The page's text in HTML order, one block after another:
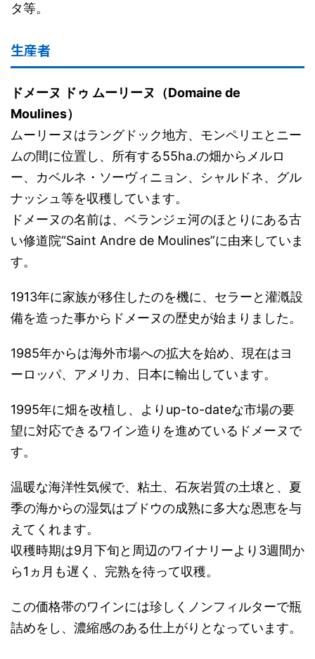
タ等。
生産者
ドメーヌ ドゥ ムーリーヌ（Domaine de
Moulines）
ムーリーヌはラングドック地方、モンペリエとニー
ムの間に位置し、所有する55ha.の畑からメルロ
ー、カベルネ・ソーヴィニョン、シャルドネ、グル
ナッシュ等を収穫しています。
ドメーヌの名前は、ベランジェ河のほとりにある古
い修道院“Saint Andre de Moulines”に由来していま
す。
1913年に家族が移住したのを機に、セラーと灌漑設
備を造った事からドメーヌの歴史が始まりました。
1985年からは海外市場への拡大を始め、現在はヨ
ーロッパ、アメリカ、日本に輸出しています。
1995年に畑を改植し、よりup-to-dateな市場の要
望に対応できるワイン造りを進めているドメーヌで
す。
温暖な海洋性気候で、粘土、石灰岩質の土壌と、夏
季の海からの湿気はブドウの成熟に多大な恩恵を与
えてくれます。
収穫時期は9月下旬と周辺のワイナリーより3週間か
ら1ヵ月も遅く、完熟を待って収穫。
この価格帯のワインには珍しくノンフィルターで瓶
詰めをし、濃縮感のある仕上がりとなっています。